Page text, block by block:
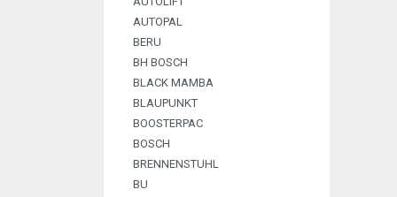
AUTOPAL
BERU
BH BOSCH
BLACK MAMBA
BLAUPUNKT
BOOSTERPAC
BOSCH
BRENNENSTUHL
BU